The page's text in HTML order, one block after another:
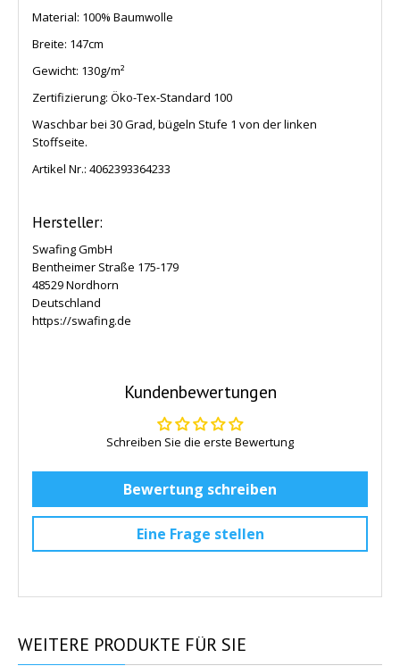
Material: 100% Baumwolle
Breite: 147cm
Gewicht: 130g/m²
Zertifizierung: Öko-Tex-Standard 100
Waschbar bei 30 Grad, bügeln Stufe 1 von der linken
Stoffseite.
Artikel Nr.: 4062393364233
Hersteller:
Swafing GmbH
Bentheimer Straße 175-179
48529 Nordhorn
Deutschland
https://swafing.de
Kundenbewertungen
Schreiben Sie die erste Bewertung
Bewertung schreiben
Eine Frage stellen
WEITERE PRODUKTE FÜR SIE